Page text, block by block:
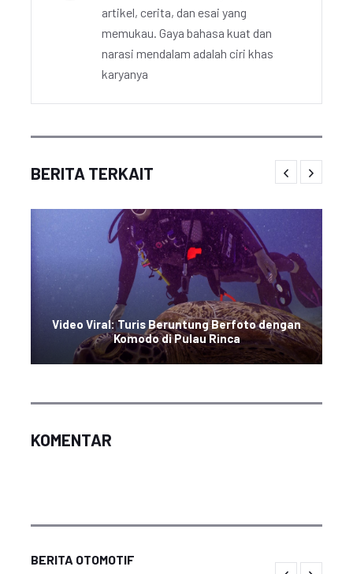
artikel, cerita, dan esai yang
memukau. Gaya bahasa kuat dan
narasi mendalam adalah ciri khas
karyanya
BERITA TERKAIT
Video Viral: Turis Beruntung Berfoto dengan
Komodo di Pulau Rinca
KOMENTAR
BERITA OTOMOTIF